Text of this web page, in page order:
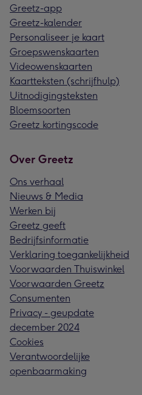
Greetz-app
Greetz-kalender
Personaliseer je kaart
Groepswenskaarten
Videowenskaarten
Kaartteksten (schrijfhulp)
Uitnodigingsteksten
Bloemsoorten
Greetz kortingscode
Over Greetz
Ons verhaal
Nieuws & Media
Werken bij
Greetz geeft
Bedrijfsinformatie
Verklaring toegankelijkheid
Voorwaarden Thuiswinkel
Voorwaarden Greetz
Consumenten
Privacy - geupdate
december 2024
Cookies
Verantwoordelijke
openbaarmaking